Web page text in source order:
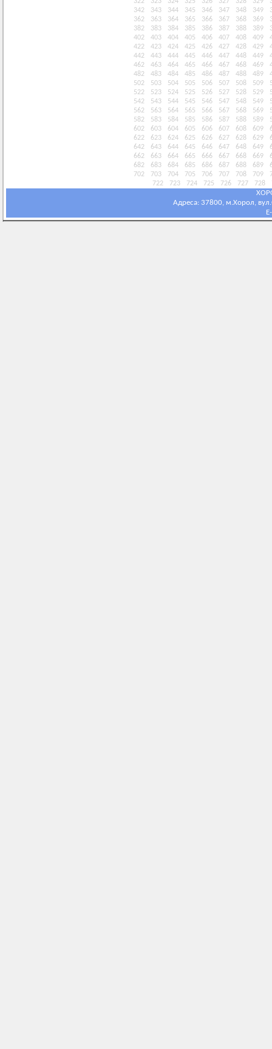
342
343 344 345 346 347 348 349
362
363 364 365 366 367 368 369
382
383 384 385 386 387 388 389
402
403 404 405 406 407 408 409
422
423 424 425 426 427 428 429
442
443 444 445 446 447 448 449
462
463 464 465 466 467 468 469
482
483 484 485 486 487 488 489
502
503 504 505 506 507 508 509
522
523 524 525 526 527 528 529
542
543 544 545 546 547 548 549
562
563 564 565 566 567 568 569
582
583 584 585 586 587 588 589
602
603 604 605 606 607 608 609
622
623 624 625 626 627 628 629
642
643 644 645 646 647 648 649
662
663 664 665 666 667 668 669
682
683 684 685 686 687 688 689
702
703 704 705 706 707 708 709
722
723 724 725 726 727 728
Адреса: 37800, м.Хорол,